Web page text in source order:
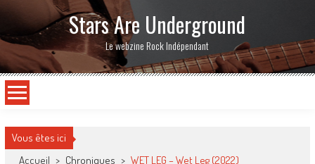
Stars Are Underground
Le webzine Rock Indépendant
Vous êtes ici
Accueil > Chroniques > WET LEG – Wet Leg (2022)